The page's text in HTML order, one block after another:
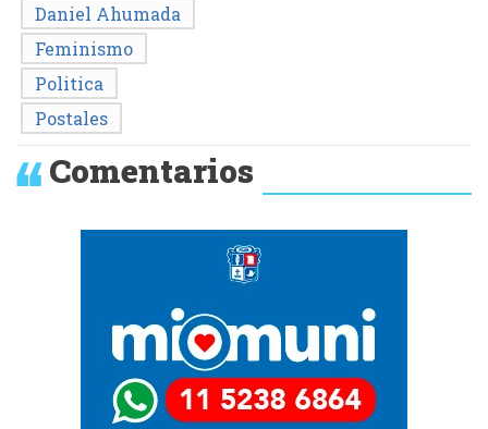
Daniel Ahumada
Feminismo
Politica
Postales
Comentarios